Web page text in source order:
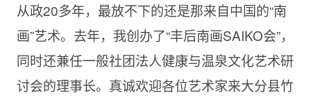
从政20多年，最放不下的还是那来自中国的“南
画”艺术。去年，我创办了“丰后南画SAIKO会”，
同时还兼任一般社团法人健康与温泉文化艺术研
讨会的理事长。真诚欢迎各位艺术家来大分县竹